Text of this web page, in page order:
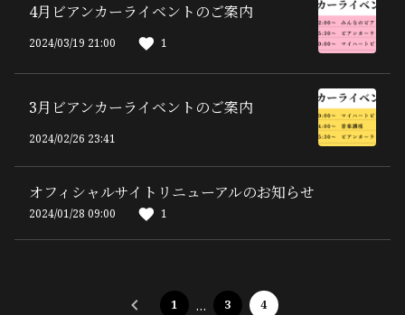
4月ビアンカーライベントのご案内
2024/03/19 21:00 1
3月ビアンカーライベントのご案内
2024/02/26 23:41
オフィシャルサイトリニューアルのお知らせ
2024/01/28 09:00 1
1 … 3 4